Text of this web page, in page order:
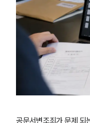
공문서변조죄가 문제 되